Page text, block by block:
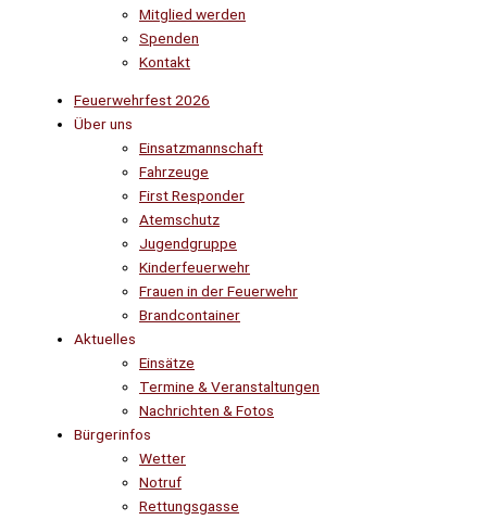
Mitglied werden
Spenden
Kontakt
Feuerwehrfest 2026
Über uns
Einsatzmannschaft
Fahrzeuge
First Responder
Atemschutz
Jugendgruppe
Kinderfeuerwehr
Frauen in der Feuerwehr
Brandcontainer
Aktuelles
Einsätze
Termine & Veranstaltungen
Nachrichten & Fotos
Bürgerinfos
Wetter
Notruf
Rettungsgasse